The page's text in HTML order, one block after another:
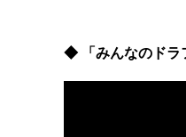
◆ 「みんなのドラ